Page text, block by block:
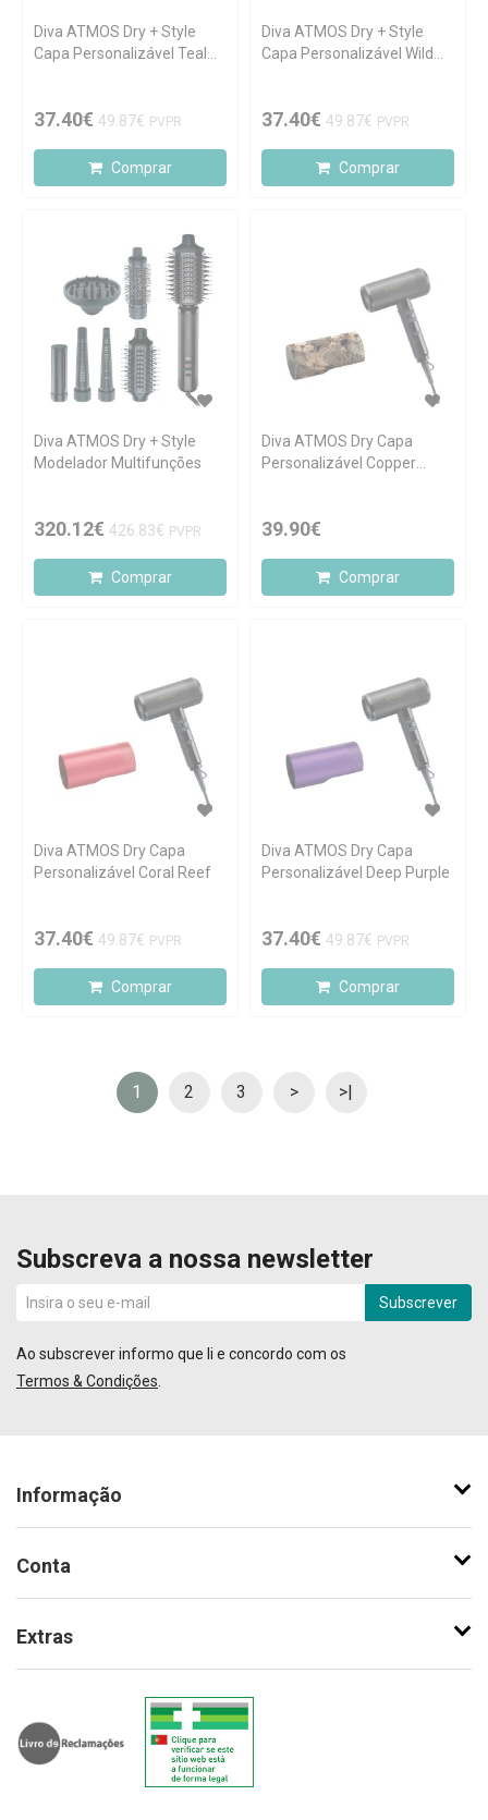
Diva ATMOS Dry + Style
Capa Personalizável Teal
37.40€ 49.87€ PVPR
Comprar
Diva ATMOS Dry + Style
Capa Personalizável Wild
37.40€ 49.87€ PVPR
Comprar
Diva ATMOS Dry + Style
Modelador Multifunções
320.12€ 426.83€ PVPR
Comprar
Diva ATMOS Dry Capa
Personalizável Copper
39.90€
Comprar
Diva ATMOS Dry Capa
Personalizável Coral Reef
37.40€ 49.87€ PVPR
Comprar
Diva ATMOS Dry Capa
Personalizável Deep Purple
37.40€ 49.87€ PVPR
Comprar
1 2 3 > >|
Subscreva a nossa newsletter
Subscrever
Ao subscrever informo que li e concordo com os
Termos & Condições
Informação
Conta
Extras